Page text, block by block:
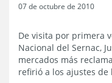
07 de octubre de 2010
De visita por primera
Nacional del Sernac,
mercados más
refirió a los ajustes